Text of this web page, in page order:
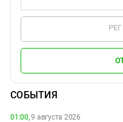
СОБЫТИЯ
01:00,9 августа 2026